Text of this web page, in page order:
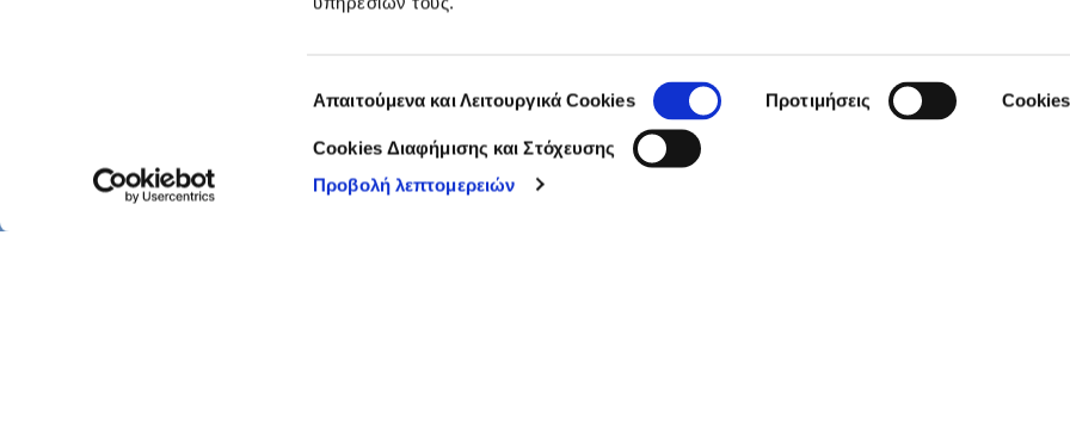
συγκατάθεσης
Απαιτούμενα και Λειτουργικά Cookies Προτιμήσεις
Cookies Διαφήμισης και Στόχευσης
Προβολή λεπτομερειών